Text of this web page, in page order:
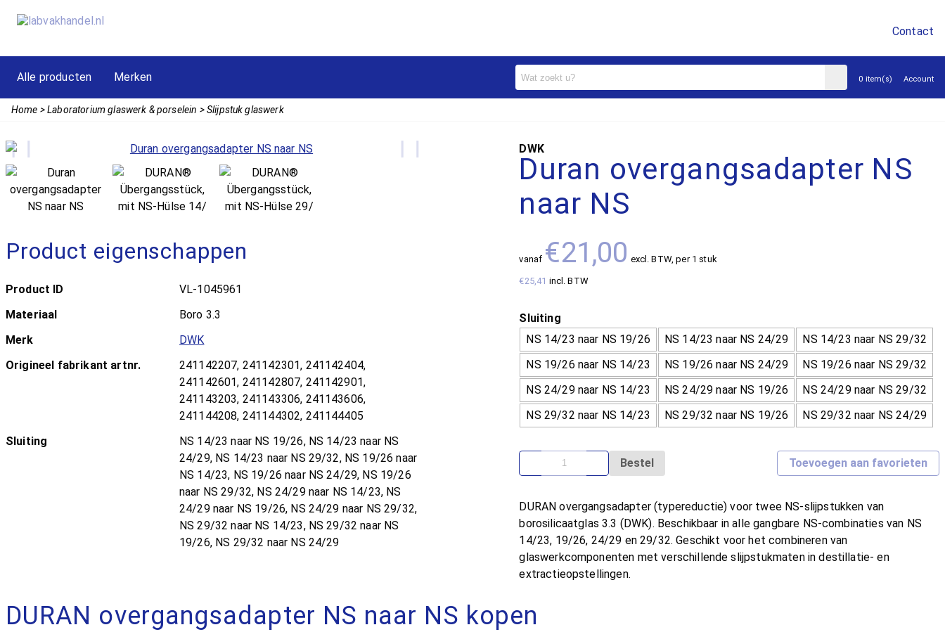
Contact
Alle producten Merken 0 item(s) Account
sluiten
Home Laboratorium glaswerk & porselein Slijpstuk glaswerk
Product eigenschappen
Product ID
VL-1045961
Materiaal
Boro 3.3
Merk
DWK
Origineel fabrikant artnr.
241142207, 241142301, 241142404,
241142601, 241142807, 241142901,
241143203, 241143306, 241143606,
241144208, 241144302, 241144405
Sluiting
NS 14/23 naar NS 19/26, NS 14/23 naar NS
24/29, NS 14/23 naar NS 29/32, NS 19/26 naar
NS 14/23, NS 19/26 naar NS 24/29, NS 19/26
naar NS 29/32, NS 24/29 naar NS 14/23, NS
24/29 naar NS 19/26, NS 24/29 naar NS 29/32,
NS 29/32 naar NS 14/23, NS 29/32 naar NS
19/26, NS 29/32 naar NS 24/29
DWK
Duran overgangsadapter NS
naar NS
vanaf €21,00 excl. BTW, per 1 stuk
€25,41 incl. BTW
Sluiting
NS 14/23 naar NS 19/26
NS 14/23 naar NS 24/29
NS 14/23 naar NS 29/32
NS 19/26 naar NS 14/23
NS 19/26 naar NS 24/29
NS 19/26 naar NS 29/32
NS 24/29 naar NS 14/23
NS 24/29 naar NS 19/26
NS 24/29 naar NS 29/32
NS 29/32 naar NS 14/23
NS 29/32 naar NS 19/26 NS 29/32 naar NS 24/29
Bestel Toevoegen aan favorieten
DURAN overgangsadapter (typereductie) voor twee NS-slijpstukken van
borosilicaatglas 3.3 (DWK). Beschikbaar in alle gangbare NS-combinaties van NS
14/23, 19/26, 24/29 en 29/32. Geschikt voor het combineren van
glaswerkcomponenten met verschillende slijpstukmaten in destillatie- en
extractieopstellingen.
DURAN overgangsadapter NS naar NS kopen